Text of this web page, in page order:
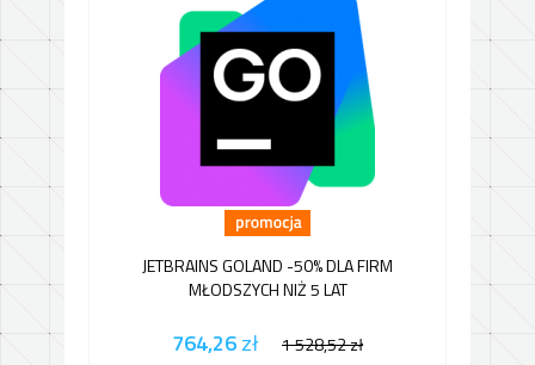
JETBRAINS GOLAND -50% DLA FIRM
MŁODSZYCH NIŻ 5 LAT
764,26zł 1 528,52zł